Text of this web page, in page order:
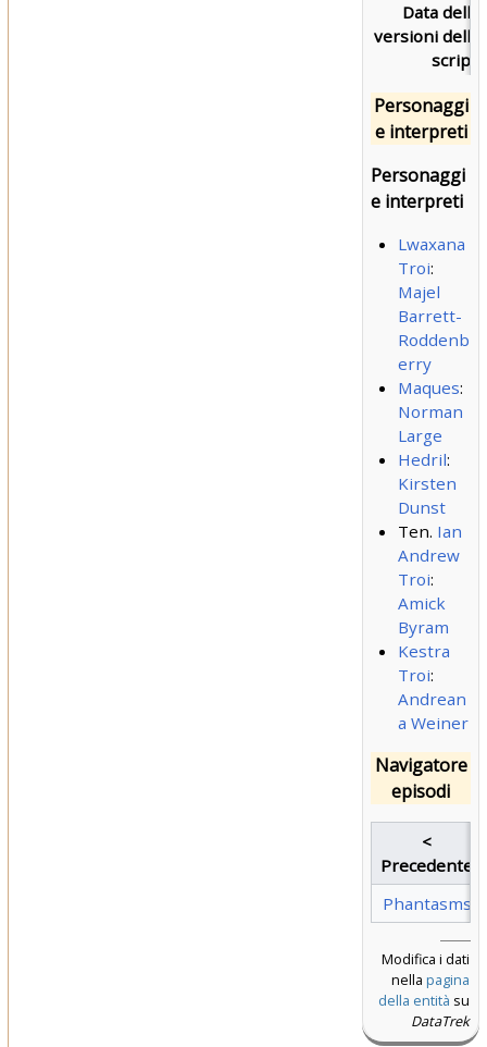
Data delle
versioni dello
script:
Personaggi
e interpreti
Personaggi
e interpreti
Lwaxana
Troi:
Majel
Barrett-
Roddenb
erry
Maques:
Norman
Large
Hedril:
Kirsten
Dunst
Ten. Ian
Andrew
Troi:
Amick
Byram
Kestra
Troi:
Andrean
a Weiner
Navigatore
episodi
<
Precedente
Phantasms
Modifica i dati
nella pagina
della entità su
DataTrek